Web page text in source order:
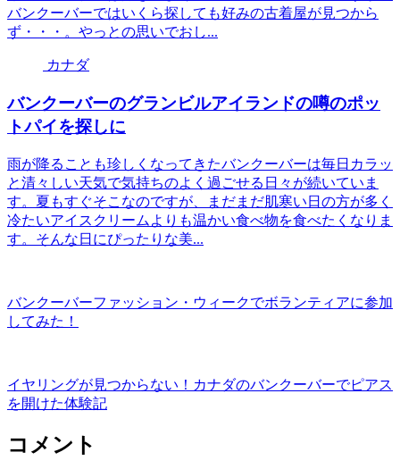
バンクーバーではいくら探しても好みの古着屋が見つから
ず・・・。やっとの思いでおし...
カナダ
バンクーバーのグランビルアイランドの噂のポッ
トパイを探しに
雨が降ることも珍しくなってきたバンクーバーは毎日カラッ
と清々しい天気で気持ちのよく過ごせる日々が続いていま
す。夏もすぐそこなのですが、まだまだ肌寒い日の方が多く
冷たいアイスクリームよりも温かい食べ物を食べたくなりま
す。そんな日にぴったりな美...
バンクーバーファッション・ウィークでボランティアに参加
してみた！
イヤリングが見つからない！カナダのバンクーバーでピアス
を開けた体験記
コメント